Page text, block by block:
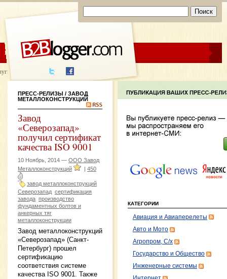
ЦЕНЫ ПОМОЩЬ
написания
ПРЕСС-РЕЛИЗЫ / ЗАВОД
МЕТАЛЛОКОНСТРУКЦИЙ
Завод
«Северозапад»
получил сертификат
качества ISO 9001
10 Ноябрь, 2014 — ООО Завод
Металлоконструкций
| 450
завод металлоконструкций
Северозапад сертификация
завода производство
фундаментных болтов и
анкерных тяг
металлоконструкции
Завод металлоконструкций
«Северозапад» (Санкт-
Петербург) прошел
сертификацию
соответствия системе
качества ISO 9001. Также
КАТЕГОРИИ
Авиация и Авиаперелеты
Авто и Мото
Агропром, С/х
Государство и Общество
Инженерные системы